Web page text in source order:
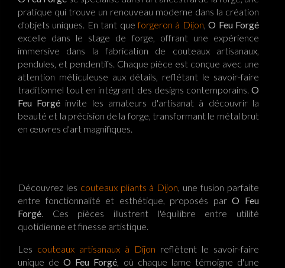
pratique qui trouve un renouveau moderne dans la création
d'objets uniques. En tant que forgeron à Dijon,O Feu Forgé
excelle dans le stage de forge, offrant une expérience
immersive dans la fabrication de couteaux artisanaux,
pendules, et pendentifs. Chaque pièce est conçue avec une
attention méticuleuse aux détails, reflétant le savoir-faire
traditionnel tout en intégrant des designs contemporains. O
Feu Forgé invite les amateurs d'artisanat à découvrir la
beauté et la précision de la forge, transformant le métal brut
en œuvres d'art magnifiques.
Découvrez les couteaux pliants à Dijon , une fusion parfaite
entre fonctionnalité et esthétique, proposés parO Feu
Forgé . Ces pièces illustrent l'équilibre entre utilité
quotidienne et finesse artistique.
Les couteaux artisanaux à Dijon reflètent le savoir-faire
unique deO Feu Forgé , où chaque lame témoigne d'une